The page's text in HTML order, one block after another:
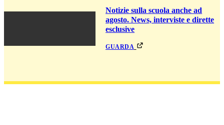
Notizie sulla scuola anche ad
agosto. News, interviste e dirette
esclusive
guarda